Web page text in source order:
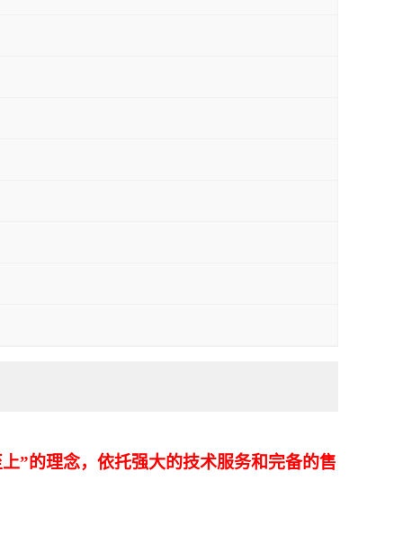
”的理念，依托强大的技术服务和完备的售